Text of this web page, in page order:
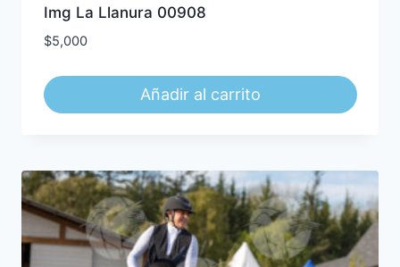
Img La Llanura 00908
$5,000
Añadir al carrito